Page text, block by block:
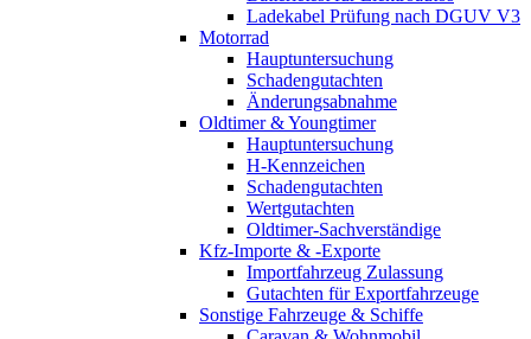
Ladekabel Prüfung nach DGUV V3
Motorrad
Hauptuntersuchung
Schadengutachten
Änderungsabnahme
Oldtimer & Youngtimer
Hauptuntersuchung
H-Kennzeichen
Schadengutachten
Wertgutachten
Oldtimer-Sachverständige
Kfz-Importe & -Exporte
Importfahrzeug Zulassung
Gutachten für Exportfahrzeuge
Sonstige Fahrzeuge & Schiffe